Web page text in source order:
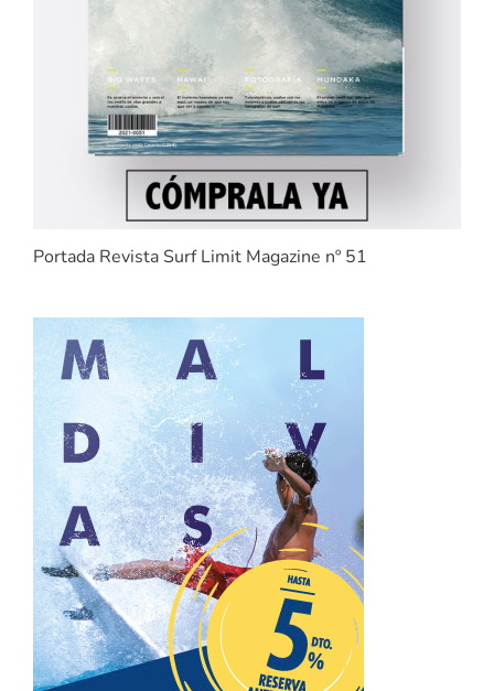
Portada Revista Surf Limit Magazine nº 51